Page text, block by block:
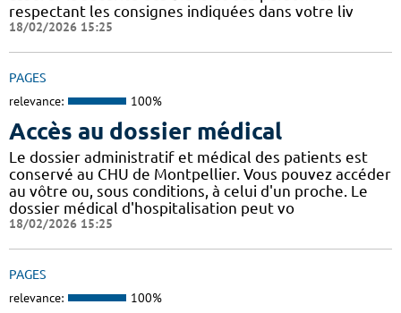
respectant les consignes indiquées dans votre liv
18/02/2026 15:25
PAGES
relevance: 100%
Accès au dossier médical
Le dossier administratif et médical des patients est
conservé au CHU de Montpellier. Vous pouvez accéder
au vôtre ou, sous conditions, à celui d'un proche. Le
dossier médical d'hospitalisation peut vo
18/02/2026 15:25
PAGES
relevance: 100%